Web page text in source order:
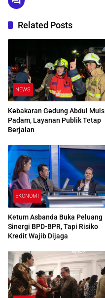
Related Posts
NEWS
Kebakaran Gedung Abdul Muis
Padam, Layanan Publik Tetap
Berjalan
EKONOMI
Ketum Asbanda Buka Peluang
Sinergi BPD-BPR, Tapi Risiko
Kredit Wajib Dijaga